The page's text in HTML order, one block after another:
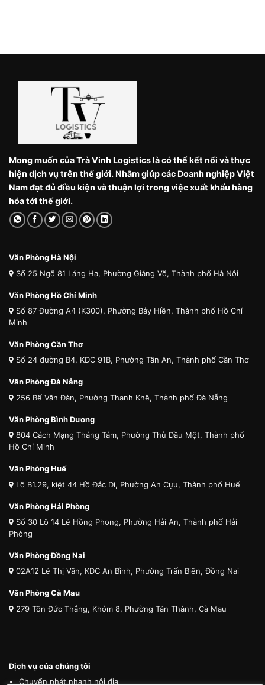
Mong muốn của Trà Vinh Logistics là có thể kết nối và thực
hiện dịch vụ trên thế giới. Nhằm giúp các Doanh nghiệp Việt
Nam đạt đủ điều kiện và thuận lợi trong việc xuất khẩu hàng
hóa tới thế giới.
Văn Phòng Hà Nội
Số 25 Ngõ 81 Láng Hạ, Phường Giảng Võ, Thành phố Hà Nội
Văn Phòng Hồ Chí Minh
Số 87 Đường A4 (K300), Phường Bảy Hiền, Thành phố Hồ Chí
Minh
Văn Phòng Cần Thơ
Số 24 đường B4, KDC 91B, Phường Tân An, Thành phố Cần Thơ
Văn Phòng Đà Nẵng
256 Bế Văn Đàn, Phường Thanh Khê, Thành phố Đà Nẵng
Văn Phòng Bình Dương
804 Cách Mạng Tháng Tám, Phường Thủ Dầu Một, Thành phố
Hồ Chí Minh
Văn Phòng Huế
Lô B1.29, kiệt 44 Hồ Đắc Di, Phường An Cựu, Thành phố Huế
Văn Phòng Hải Phòng
Số 30 Lô 14 Lê Hồng Phong, Phường Hải An, Thành phố Hải
Phòng
Văn Phòng Đồng Nai
02A12 Lê Thị Vân, KDC An Bình, Phường Trấn Biên, Đồng Nai
Văn Phòng Cà Mau
279 Tôn Đức Thắng, Khóm 8, Phường Tân Thành, Cà Mau
Dịch vụ của chúng tôi
Chuyển phát nhanh nội địa